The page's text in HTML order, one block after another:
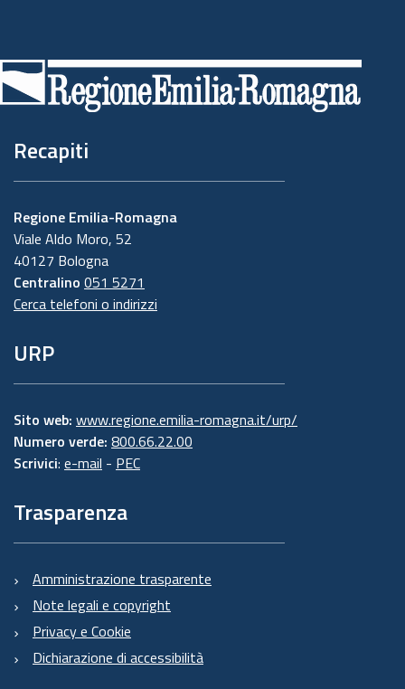
di
pagina
Recapiti
Regione Emilia-Romagna
Viale Aldo Moro, 52
40127 Bologna
Centralino 051 5271
Cerca telefoni o indirizzi
URP
Sito web: www.regione.emilia-romagna.it/urp/
Numero verde: 800.66.22.00
Scrivici: e-mail - PEC
Trasparenza
Amministrazione trasparente
Note legali e copyright
Privacy e Cookie
Dichiarazione di accessibilità